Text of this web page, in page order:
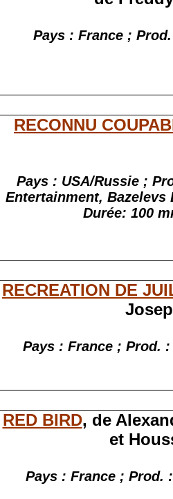
Pays : France ;
RECONNU
Pays : USA/Russie ;
Entertainment,
Durée: 100
RECREATION DE
Pays : France ; Prod.
RED BIRD, de
et
Pays : France ; Prod.